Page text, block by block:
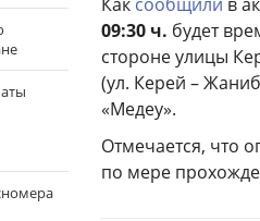
09:30 ч. будет
стороне улицы
(ул. Керей –
«Медеу».
Отмечается, что
по мере